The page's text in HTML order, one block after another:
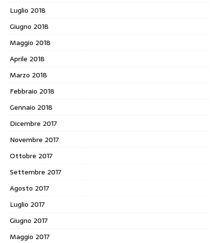
Luglio 2018
Giugno 2018
Maggio 2018
Aprile 2018
Marzo 2018
Febbraio 2018
Gennaio 2018
Dicembre 2017
Novembre 2017
Ottobre 2017
Settembre 2017
Agosto 2017
Luglio 2017
Giugno 2017
Maggio 2017